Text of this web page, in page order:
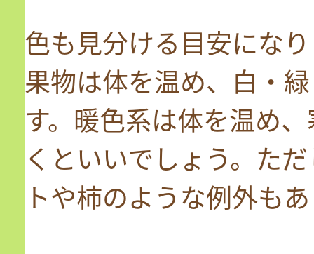
色も見分ける目安にな
果物は体を温め、白・
す。暖色系は体を温め
くといいでしょう。た
トや柿のような例外も